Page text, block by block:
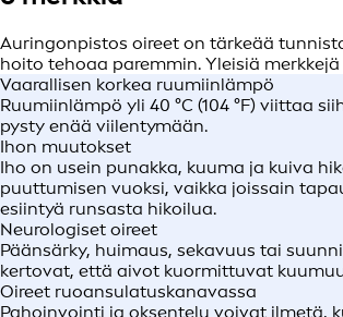
Auringonpistos oireet on tärkeää
hoito tehoaa paremmin. Yleisiä
Vaarallisen korkea ruumiinlämpö
Ruumiinlämpö yli 40 °C (104 °F) viittaa
pysty enää viilentymään.
Ihon muutokset
Iho on usein punakka, kuuma ja kuiva
puuttumisen vuoksi, vaikka joissain
esiintyä runsasta hikoilua.
Neurologiset oireet
Päänsärky, huimaus, sekavuus tai
kertovat, että aivot kuormittuvat
Oireet ruoansulatuskanavassa
Pahoinvointi ja oksentelu voivat ilmetä,